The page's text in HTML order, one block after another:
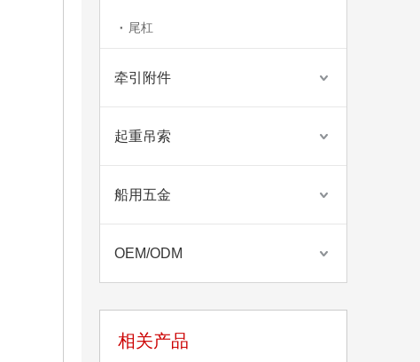
尾杠
牵引附件
起重吊索
船用五金
OEM/ODM
相关产品
重型卸扣